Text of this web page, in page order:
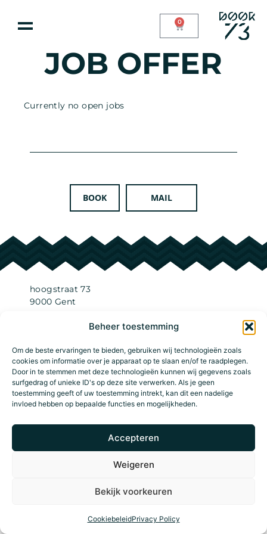
Beheer toestemming
Om de beste ervaringen te bieden, gebruiken wij technologieën zoals
cookies om informatie over je apparaat op te slaan en/of te raadplegen.
Door in te stemmen met deze technologieën kunnen wij gegevens zoals
surfgedrag of unieke ID's op deze site verwerken. Als je geen
toestemming geeft of uw toestemming intrekt, kan dit een nadelige
invloed hebben op bepaalde functies en mogelijkheden.
Accepteren
Weigeren
Bekijk voorkeuren
CookiebeleidPrivacy Policy
0
JOB OFFER
Currently no open jobs
BOOK MAIL
hoogstraat 73
9000 Gent
knockknock@door73.be
Privacy policy
Terms and conditions
© DOOR73